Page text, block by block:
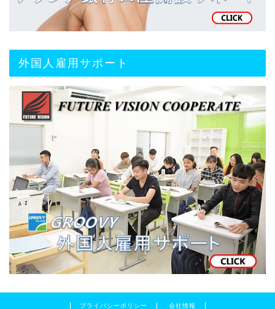
外国人雇用サポート
プライバシーポリシー 会社情報